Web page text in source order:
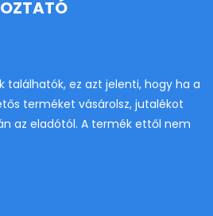
találhatók, ez azt jelenti, hogy ha a
terméket vásárolsz, jutalékot
az eladótól. A termék ettől nem